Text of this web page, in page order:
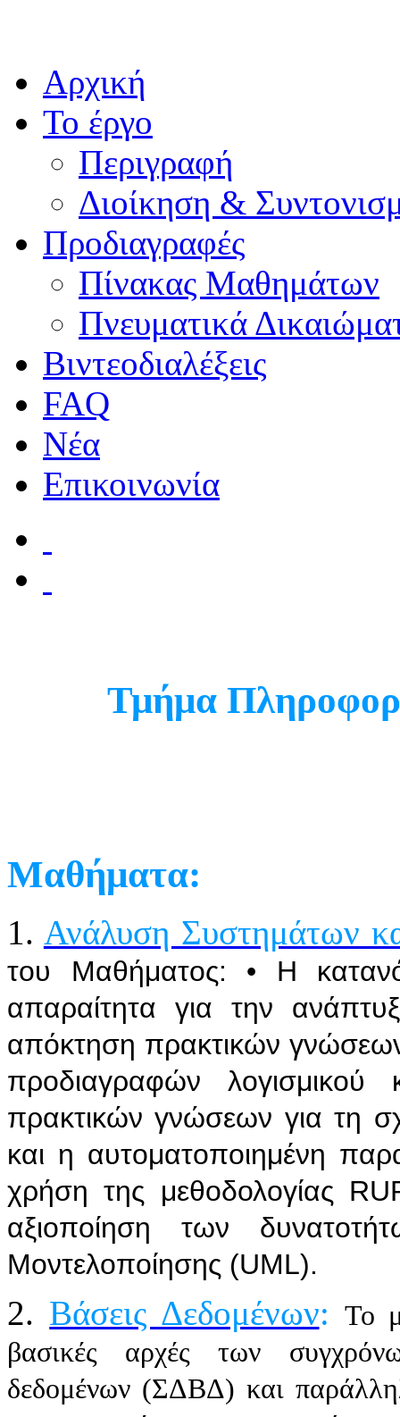
Αρχική
Το έργο
Περιγραφή
Διοίκηση &
Προδιαγραφές
Πίνακας Μαθημάτων
Πνευματικά
Βιντεοδιαλέξεις
FAQ
Νέα
Επικοινωνία
Τμήμα
Μαθήματα:
1. Ανάλυση Συστημάτων
του Μαθήματος: • Η
απαραίτητα για την
απόκτηση πρακτικών
προδιαγραφών
πρακτικών γνώσεων για τη
και η αυτοματοποιημένη
χρήση της μεθοδολογίας
αξιοποίηση των
Μοντελοποίησης (UML).
2. Βάσεις Δεδομένων: Το
βασικές αρχές των
δεδομένων (ΣΔΒΔ) και